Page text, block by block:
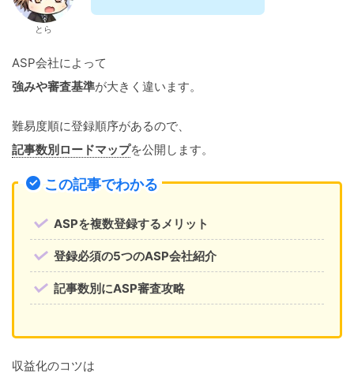
とら
ASP会社によって
強みや審査基準が大きく違います。
難易度順に登録順序があるので、
記事数別ロードマップを公開します。
この記事でわかる
ASPを複数登録するメリット
登録必須の5つのASP会社紹介
記事数別にASP審査攻略
収益化のコツは